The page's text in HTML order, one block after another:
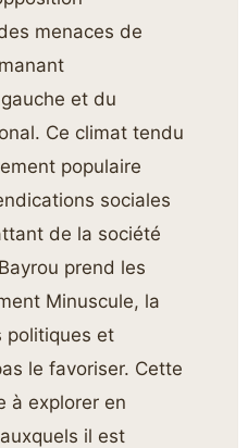
menaces de
et du
Ce climat tendu
populaire
sociales
de la société
prend les
Minuscule, la
politiques et
le favoriser. Cette
à explorer en
il est